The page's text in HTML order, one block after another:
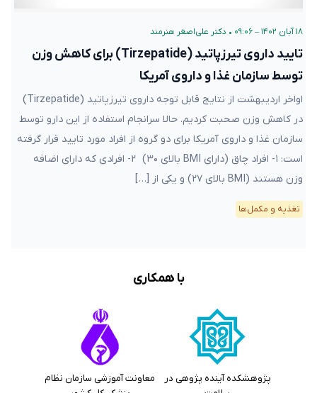
۱۸ آبان ۱۴۰۲ – ۰۹:۰۶ • دکتر علی‌اصغر هنرمند
تایید داروی تیرزپاتید (Tirzepatide) برای کاهش وزن
توسط سازمان غذا و داروی آمریکا
اواخر اردیبهشت از نتایج قابل توجه داروی تیرزپاتید (Tirzepatide)
در کاهش وزن صحبت کردیم. حالا سرانجام استفاده از این دارو توسط
سازمان غذا و داروی آمریکا برای دو گروه از افراد مورد تایید قرار گرفته
است: ۱- افراد چاق (دارای BMI بالای ۳۰) ۲- افرادی که دارای اضافه
وزن هستند (BMI بالای ۲۷) و یکی از […]
تغذیه و مکمل‌ها
با همکاری
پژوهشکده آینده پژوهی در
معاونت آموزشی سازمان نظام